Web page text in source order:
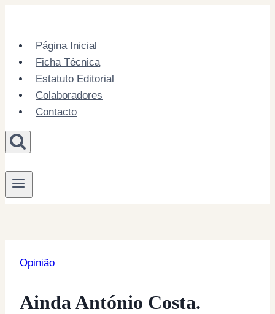
contentPágina Inicial
Ficha Técnica
Estatuto Editorial
Colaboradores
Contacto
Opinião
Ainda António Costa.